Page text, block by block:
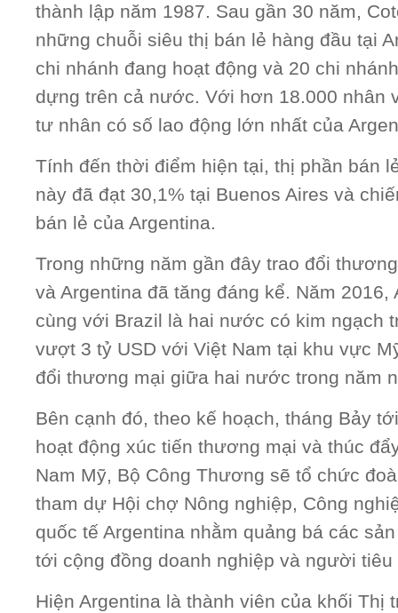
thành lập năm 1987. Sau gần 30 năm,
những chuỗi siêu thị bán lẻ hàng đầu tại
chi nhánh đang hoạt động và 20 chi
dựng trên cả nước. Với hơn 18.000 nhân
tư nhân có số lao động lớn nhất của
Tính đến thời điểm hiện tại, thị phần bán
này đã đạt 30,1% tại Buenos Aires và
bán lẻ của Argentina.
Trong những năm gần đây trao đổi
và Argentina đã tăng đáng kể. Năm
cùng với Brazil là hai nước có kim ngạch
vượt 3 tỷ USD với Việt Nam tại khu vực
đổi thương mại giữa hai nước trong năm
Bên cạnh đó, theo kế hoạch, tháng Bảy
hoạt động xúc tiến thương mại và thúc
Nam Mỹ, Bộ Công Thương sẽ tổ chức
tham dự Hội chợ Nông nghiệp, Công
quốc tế Argentina nhằm quảng bá các
tới cộng đồng doanh nghiệp và người tiêu
Hiện Argentina là thành viên của khối Thị